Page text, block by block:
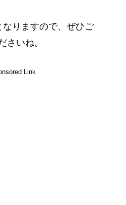
りますので、ぜひご
さいね。
Link